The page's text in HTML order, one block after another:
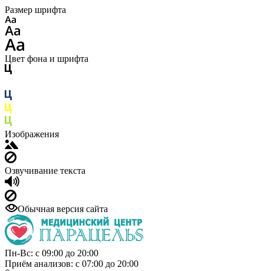
Размер шрифта
Цвет фона и шрифта
Изображения
Озвучивание текста
Обычная версия сайта
Пн-Вс: с 09:00 до 20:00
Приём анализов: с 07:00 до 20:00